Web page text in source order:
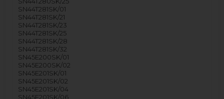
SN44T281SK/01
SN44T281SK/21
SN44T281SK/23
SN44T281SK/25
SN44T281SK/28
SN44T281SK/32
SN45E200SK/01
SN45E200SK/02
SN45E201SK/01
SN45E201SK/02
SN45E201SK/04
SN45E201SK/06